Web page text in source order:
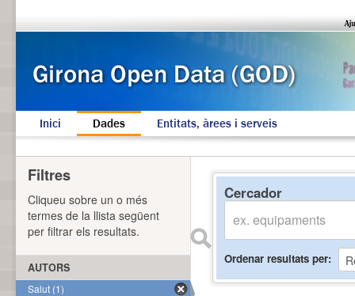
Inici Dades Entitats, àrees i serveis
Cercador
Ordenar resultats per
Filtres
Cliqueu sobre un o més
termes de la llista següent
per filtrar els resultats.
AUTORS
Salut (1)